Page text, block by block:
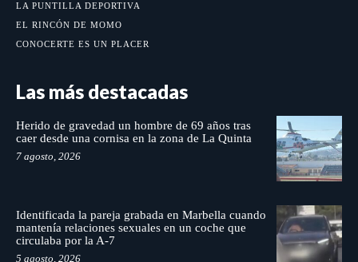
LA PUNTILLA DEPORTIVA
EL RINCÓN DE MOMO
CONOCERTE ES UN PLACER
Las más destacadas
Herido de gravedad un hombre de 69 años tras
caer desde una cornisa en la zona de La Quinta
7 agosto, 2026
Identificada la pareja grabada en Marbella cuando
mantenía relaciones sexuales en un coche que
circulaba por la A-7
5 agosto, 2026